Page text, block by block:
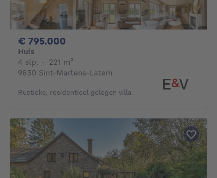
€ 795.000
Huis
4 slp. 4 slaapkamers
· 221 m²
9830 Sint-Martens-Latem
Rustieke, residentieel gelegen villa